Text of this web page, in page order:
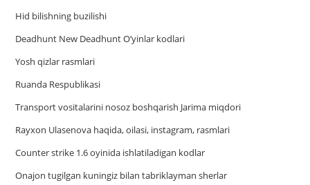
Hid bilishning buzilishi
Deadhunt New Deadhunt O’yinlar kodlari
Yosh qizlar rasmlari
Ruanda Respublikasi
Trаnsport vositаlаrini nosoz boshqаrish Jаrimа miqdori
Rayxon Ulasenova haqida, oilasi, instagram, rasmlari
Counter strike 1.6 oyinida ishlatiladigan kodlar
Onajon tugilgan kuningiz bilan tabriklayman sherlar